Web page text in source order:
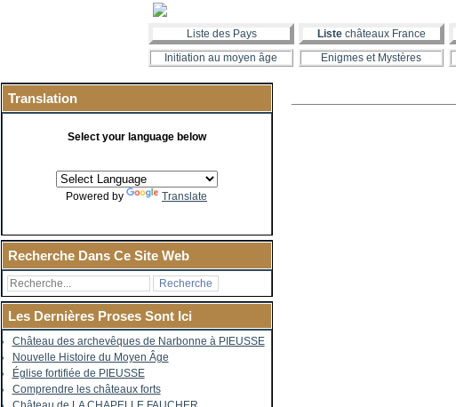
Liste des Pays Liste châteaux France
Initiation au moyen âge
Enigmes et Mystères
Translation
Select your language below
Powered by Translate
Recherche Dans Ce Site Web
Les Dernières Proses Sont Ici
Château des archevêques de Narbonne à PIEUSSE
Nouvelle Histoire du Moyen Âge
Église fortifiée de PIEUSSE
Comprendre les châteaux forts